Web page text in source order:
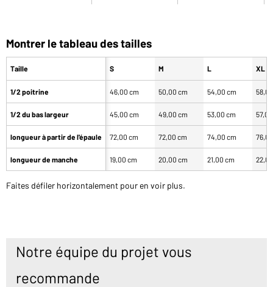
Montrer le tableau des tailles
Taille
1/2 poitrine
1/2 du bas largeur
longueur à partir de l'épaule
longueur de manche
S M L XL
46,00 cm 50,00 cm 54,00 cm
45,00 cm 49,00 cm 53,00 cm
72,00 cm 72,00 cm 74,00 cm
19,00 cm 20,00 cm 21,00 cm
Faites défiler horizontalement pour en voir plus.
Notre équipe du projet vous
recommande